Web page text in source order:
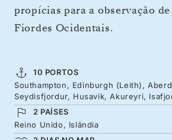
propícias para a observação
Fiordes Ocidentais.
10 PORTOS
Southampton, Edinburgh (Leith),
Seydisfjordur, Husavik, Akureyri,
2 PAÍSES
Reino Unido, Islândia